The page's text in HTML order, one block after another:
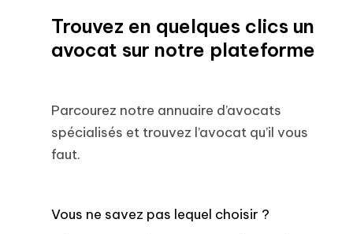
Trouvez en quelques clics un
avocat sur notre plateforme
Parcourez notre annuaire d’avocats
spécialisés et trouvez l’avocat qu’il vous
faut.
Vous ne savez pas lequel choisir ?